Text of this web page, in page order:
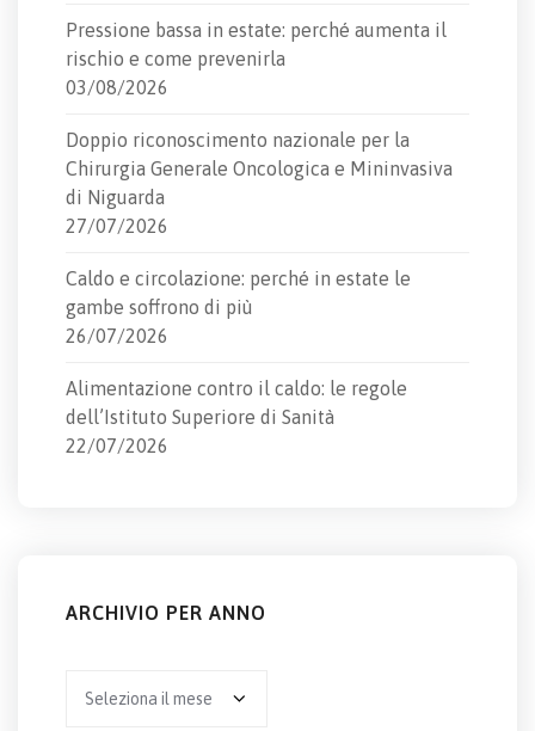
Pressione bassa in estate: perché aumenta il
rischio e come prevenirla
03/08/2026
Doppio riconoscimento nazionale per la
Chirurgia Generale Oncologica e Mininvasiva
di Niguarda
27/07/2026
Caldo e circolazione: perché in estate le
gambe soffrono di più
26/07/2026
Alimentazione contro il caldo: le regole
dell’Istituto Superiore di Sanità
22/07/2026
ARCHIVIO PER ANNO
per